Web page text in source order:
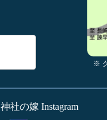
※
神社の嫁 Instagram